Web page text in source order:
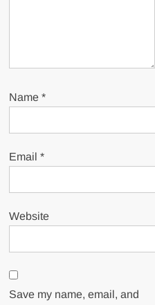
Name*
Email*
Website
Save my name, email, and